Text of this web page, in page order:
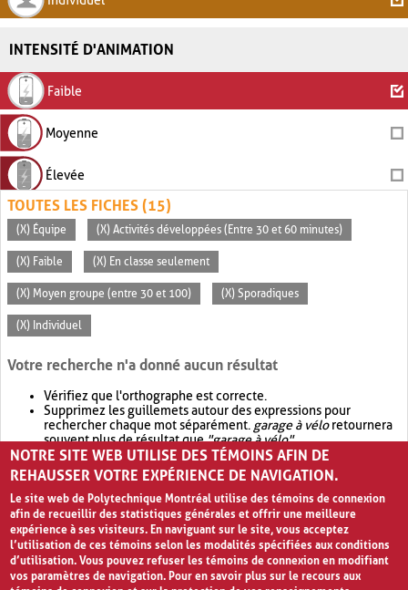
INTENSITÉ D'ANIMATION
Faible
Moyenne
Élevée
TOUTES LES FICHES (15)
(X) Équipe (X) Activités développées (Entre 30 et 60 minutes)
(X) Faible (X) En classe seulement
(X) Moyen groupe (entre 30 et 100) (X) Sporadiques
(X) Individuel
Votre recherche n'a donné aucun résultat
Vérifiez que l'orthographe est correcte.
Supprimez les guillemets autour des expressions pour
rechercher chaque mot séparément. garage à véloretournera
souvent plus de résultat que"garage à vélo".
Envisagez d'élargir votre recherche avec OR.garage OR vélo
retournera souvent plus de résultat quegarage à vélo
NOTRE SITE WEB UTILISE DES TÉMOINS AFIN DE
REHAUSSER VOTRE EXPÉRIENCE DE NAVIGATION.
Le site web de Polytechnique Montréal utilise des témoins de connexion
afin de recueillir des statistiques générales et offrir une meilleure
expérience à ses visiteurs. En naviguant sur le site, vous acceptez
l’utilisation de ces témoins selon les modalités spécifiées aux conditions
d’utilisation. Vous pouvez refuser les témoins de connexion en modifiant
vos paramètres de navigation. Pour en savoir plus sur le recours aux